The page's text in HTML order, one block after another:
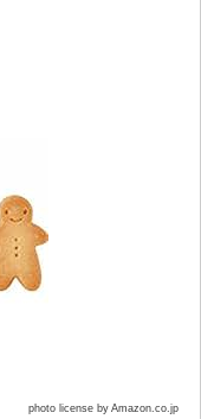
photo license by Amazon.co.jp